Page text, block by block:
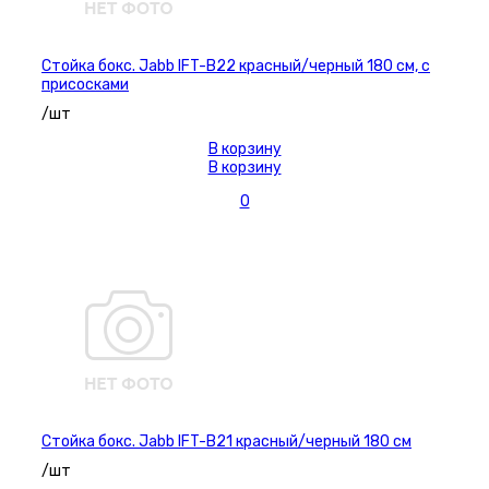
Стойка бокс. Jabb IFT-B22 красный/черный 180 см, с
присосками
/шт
В корзину
В корзину
0
Стойка бокс. Jabb IFT-B21 красный/черный 180 см
/шт